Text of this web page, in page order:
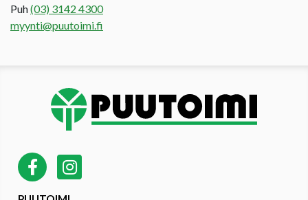
Puh(03) 3142 4300
myynti@puutoimi.fi